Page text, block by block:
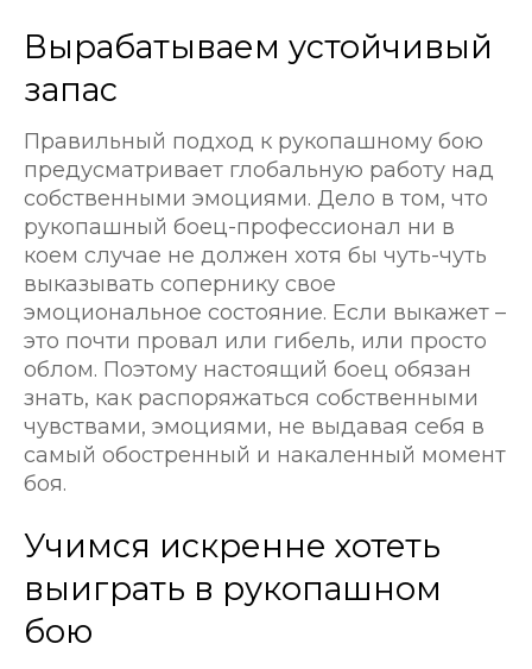
Вырабатываем устойчивый
запас
Правильный подход к рукопашному бою
предусматривает глобальную работу над
собственными эмоциями. Дело в том, что
рукопашный боец-профессионал ни в
коем случае не должен хотя бы чуть-чуть
выказывать сопернику свое
эмоциональное состояние. Если выкажет –
это почти провал или гибель, или просто
облом. Поэтому настоящий боец обязан
знать, как распоряжаться собственными
чувствами, эмоциями, не выдавая себя в
самый обостренный и накаленный момент
боя.
Учимся искренне хотеть
выиграть в рукопашном
бою